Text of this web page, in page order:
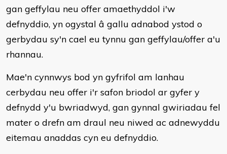
gan geffylau neu offer amaethyddol i'w
defnyddio, yn ogystal â gallu adnabod ystod o
gerbydau sy'n cael eu tynnu gan geffylau/offer a'u
rhannau.
Mae'n cynnwys bod yn gyfrifol am lanhau
cerbydau neu offer i'r safon briodol ar gyfer y
defnydd y'u bwriadwyd, gan gynnal gwiriadau fel
mater o drefn am draul neu niwed ac adnewyddu
eitemau anaddas cyn eu defnyddio.